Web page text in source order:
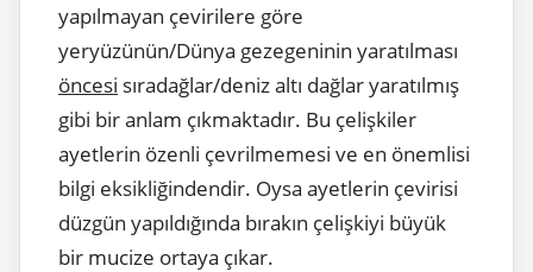
yapılmayan çevirilere göre
yeryüzünün/Dünya gezegeninin yaratılması
öncesi sıradağlar/deniz altı dağlar yaratılmış
gibi bir anlam çıkmaktadır. Bu çelişkiler
ayetlerin özenli çevrilmemesi ve en önemlisi
bilgi eksikliğindendir. Oysa ayetlerin çevirisi
düzgün yapıldığında bırakın çelişkiyi büyük
bir mucize ortaya çıkar.